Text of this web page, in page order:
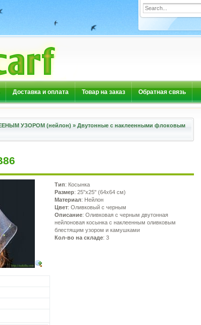
Доставка и оплата Товар на заказ Обратная связь
УЗОРОМ (нейлон) » Двутонные с наклеенными флоковым
Тип: Косынка
Размер: 25"х25" (64х64 см)
Материал: Нейлон
Цвет: Оливковый с черным
Описание: Оливковая с черным двутонная
нейлоновая косынка с наклеенным оливковым
блестящим узором и камушками
Кол-во на складе: 3